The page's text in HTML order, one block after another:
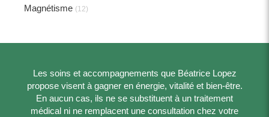
Magnétisme (12)
Les soins et accompagnements que Béatrice Lopez
propose visent à gagner en énergie, vitalité et bien-être.
En aucun cas, ils ne se substituent à un traitement
médical ni ne remplacent une consultation chez votre